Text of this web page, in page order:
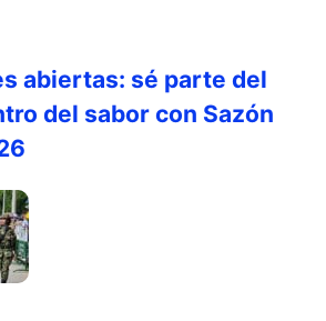
abiertas: sé parte del
del sabor con Sazón